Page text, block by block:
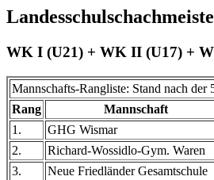
WK I (U21) + WK II (U17) +
Mannschafts-Rangliste: Stand nach der
Rang
Mannschaft
1.
GHG Wismar
2.
Richard-Wossidlo-Gym. Waren
3.
Neue Friedländer Gesamtschule